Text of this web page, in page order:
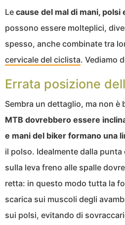
Le cause del mal di mani, polsi
possono essere molteplici,
spesso, anche combinate tra
cervicale del ciclista. Vediamo
Errata posizione
Sembra un dettaglio, ma non è
MTB dovrebbero essere
e mani del biker formano una
il polso. Idealmente dalla
sulla leva freno alle spalle
retta: in questo modo tutta la
scarica sui muscoli degli
sui polsi, evitando di